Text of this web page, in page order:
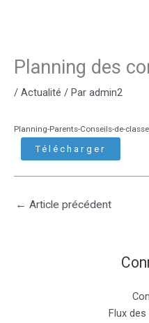
Planning des
/ Actualité / Par admin2
Planning-Parents-Conseils-de-
Télécharger
← Article précédent
Flux